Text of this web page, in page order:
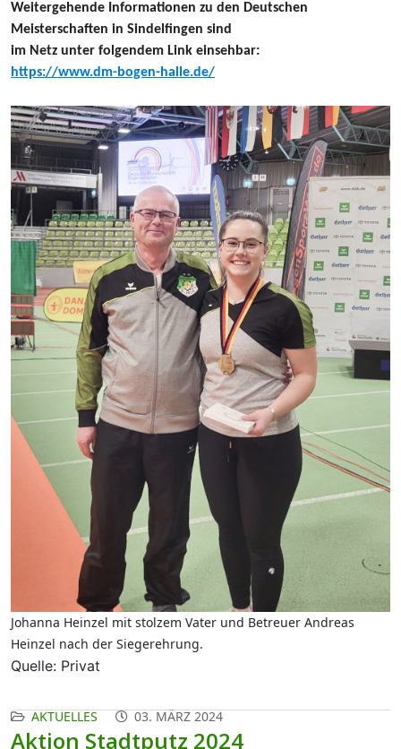
Weitergehende Informationen zu den Deutschen
Meisterschaften in Sindelfingen sind
im Netz unter folgendem Link einsehbar:
https://www.dm-bogen-halle.de/
Johanna Heinzel mit stolzem Vater und Betreuer Andreas
Heinzel nach der Siegerehrung.
Quelle: Privat
AKTUELLES 03. MÄRZ 2024
Aktion Stadtputz 2024